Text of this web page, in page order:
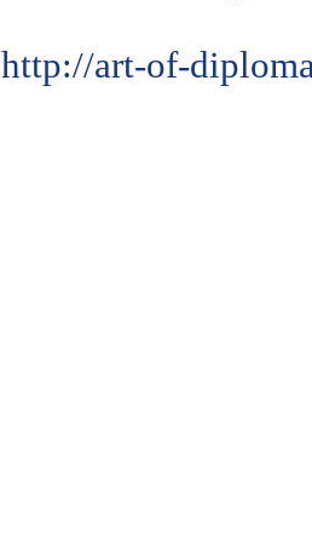
http://art-of-